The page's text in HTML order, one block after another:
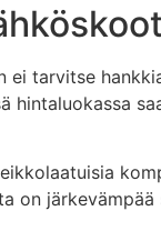
ei tarvitse
hintaluokassa
on